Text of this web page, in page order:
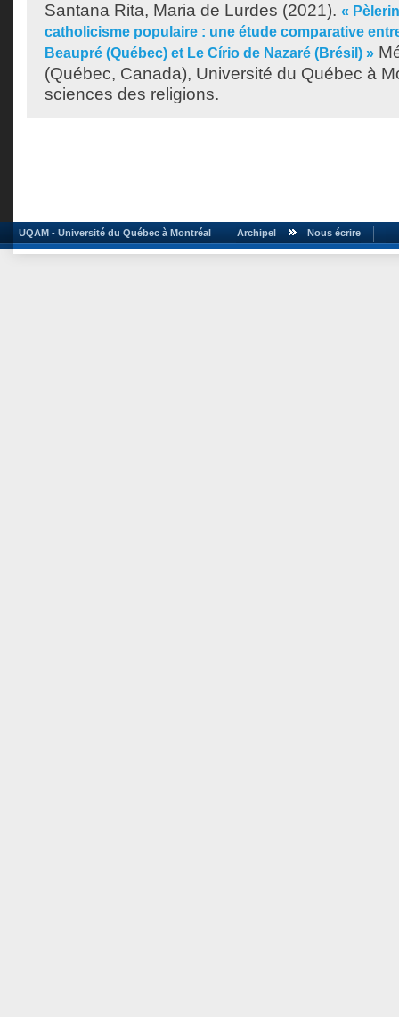
Santana Rita, Maria de Lurdes (2021). «
catholicisme populaire : une étude comparative
Beaupré (Québec) et Le Círio de Nazaré (Brésil) »
(Québec, Canada), Université du Québec à
sciences des religions.
UQAM - Université du Québec à Montréal Archipel Nous écrire